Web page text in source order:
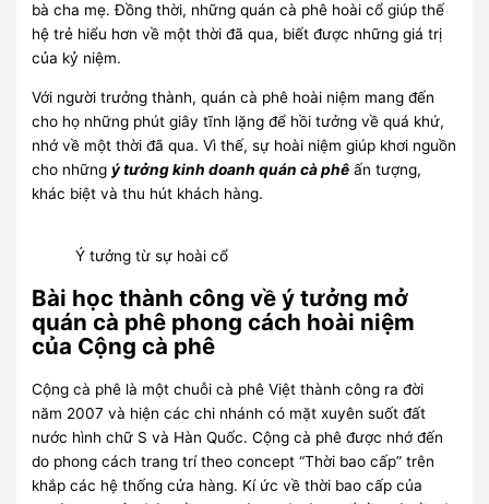
bà cha mẹ. Đồng thời, những quán cà phê hoài cổ giúp thế
hệ trẻ hiểu hơn về một thời đã qua, biết được những giá trị
của kỷ niệm.
Với người trưởng thành, quán cà phê hoài niệm mang đến
cho họ những phút giây tĩnh lặng để hồi tưởng về quá khứ,
nhớ về một thời đã qua. Vì thế, sự hoài niệm giúp khơi nguồn
cho những ý tưởng kinh doanh quán cà phê ấn tượng,
khác biệt và thu hút khách hàng.
Ý tưởng từ sự hoài cổ
Bài học thành công về ý tưởng mở
quán cà phê phong cách hoài niệm
của Cộng cà phê
Cộng cà phê là một chuỗi cà phê Việt thành công ra đời
năm 2007 và hiện các chi nhánh có mặt xuyên suốt đất
nước hình chữ S và Hàn Quốc. Cộng cà phê được nhớ đến
do phong cách trang trí theo concept “Thời bao cấp” trên
khắp các hệ thống cửa hàng. Kí ức về thời bao cấp của